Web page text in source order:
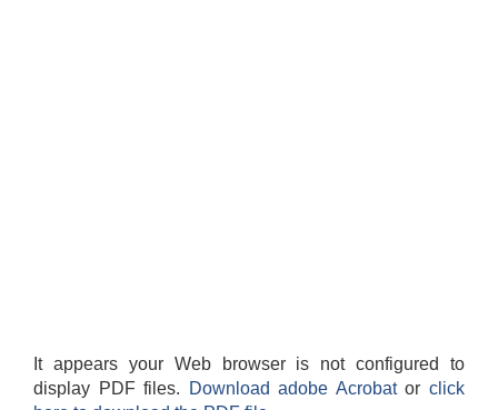
It appears your Web browser is not configured to
display PDF files.
Download adobe Acrobatorclick